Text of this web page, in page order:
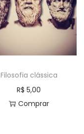
Filosofia clássica
R$ 5,00
Comprar